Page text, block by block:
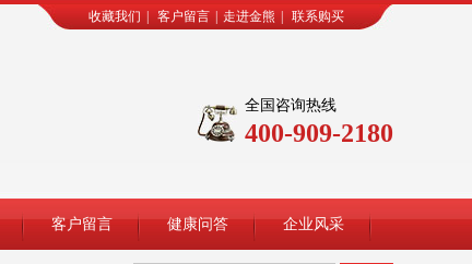
收藏我们 客户留言 走进金熊 联系购买
全国咨询热线
400-909-2180
客户留言 健康问答 企业风采